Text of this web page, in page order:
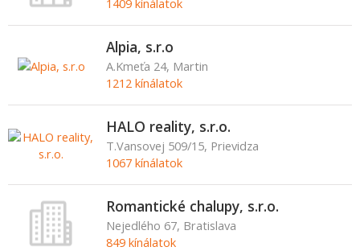
1409 kínálatok
Alpia, s.r.o
A.Kmeťa 24, Martin
1212 kínálatok
HALO reality, s.r.o.
T.Vansovej 509/15, Prievidza
1067 kínálatok
Romantické chalupy, s.r.o.
Nejedlého 67, Bratislava
849 kínálatok